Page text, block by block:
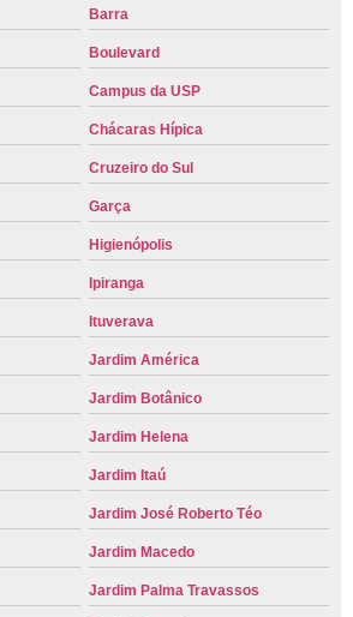
Barra
Boulevard
Campus da USP
Chácaras Hípica
Cruzeiro do Sul
Garça
Higienópolis
Ipiranga
Ituverava
Jardim América
Jardim Botânico
Jardim Helena
Jardim Itaú
Jardim José Roberto Téo
Jardim Macedo
Jardim Palma Travassos